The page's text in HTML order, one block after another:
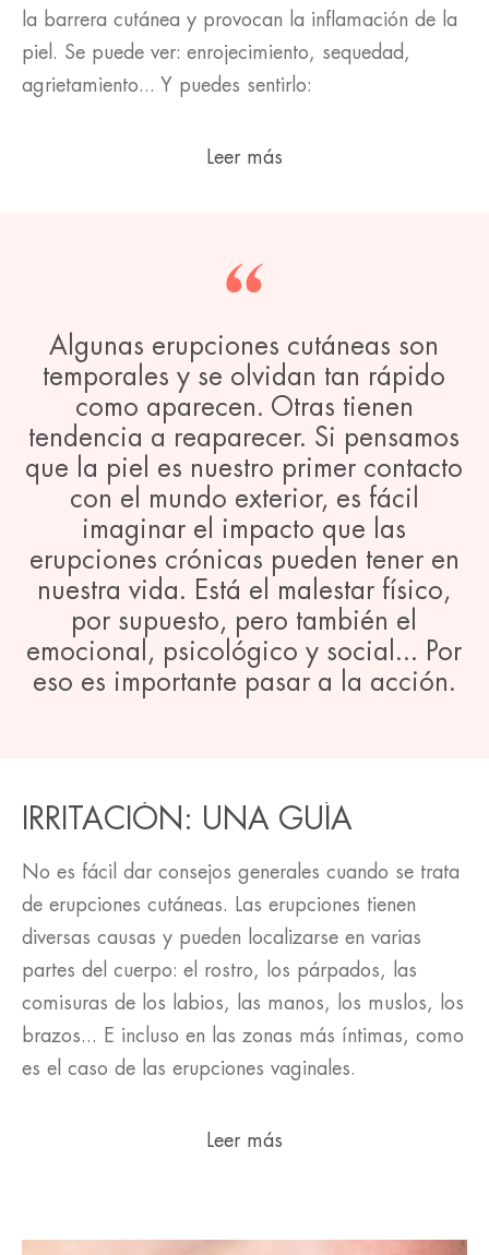
la barrera cutánea y provocan la inflamación de la
piel. Se puede ver: enrojecimiento, sequedad,
agrietamiento... Y puedes sentirlo:
Leer más
Algunas erupciones cutáneas son
temporales y se olvidan tan rápido
como aparecen. Otras tienen
tendencia a reaparecer. Si pensamos
que la piel es nuestro primer contacto
con el mundo exterior, es fácil
imaginar el impacto que las
erupciones crónicas pueden tener en
nuestra vida. Está el malestar físico,
por supuesto, pero también el
emocional, psicológico y social... Por
eso es importante pasar a la acción.
IRRITACIÓN: UNA GUÍA
No es fácil dar consejos generales cuando se trata
de erupciones cutáneas. Las erupciones tienen
diversas causas y pueden localizarse en varias
partes del cuerpo: el rostro, los párpados, las
comisuras de los labios, las manos, los muslos, los
brazos... E incluso en las zonas más íntimas, como
es el caso de las erupciones vaginales.
Leer más